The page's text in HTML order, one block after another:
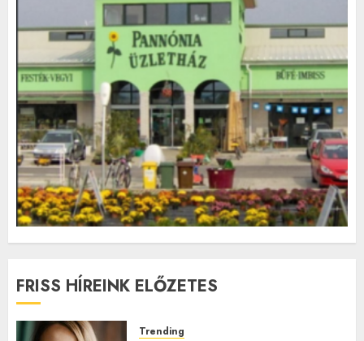
FRISS HÍREINK ELŐZETES
Trending